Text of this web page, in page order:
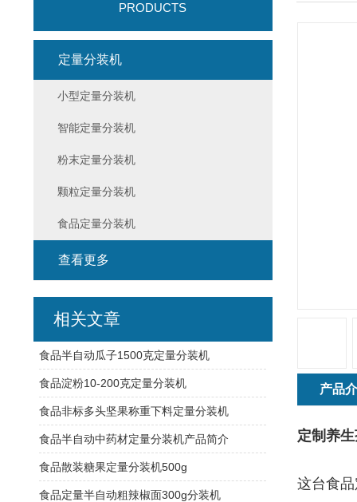
产品
定制养
这台食
PRODUCTS
定量分装机
小型定量分装机
智能定量分装机
粉末定量分装机
颗粒定量分装机
食品定量分装机
查看更多
相关文章
食品半自动瓜子1500克定量分装机
食品淀粉10-200克定量分装机
食品非标多头坚果称重下料定量分装机
食品半自动中药材定量分装机产品简介
食品散装糖果定量分装机500g
食品定量半自动粗辣椒面300g分装机